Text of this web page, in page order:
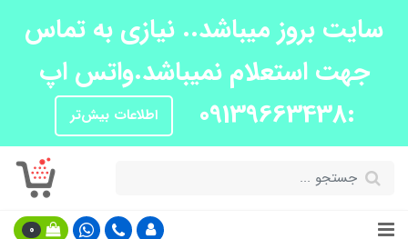
سایت بروز میباشد.. نیازی به تماس
جهت استعلام نمیباشد.واتس اپ
:09139663438
اطلاعات بیش‌تر
0